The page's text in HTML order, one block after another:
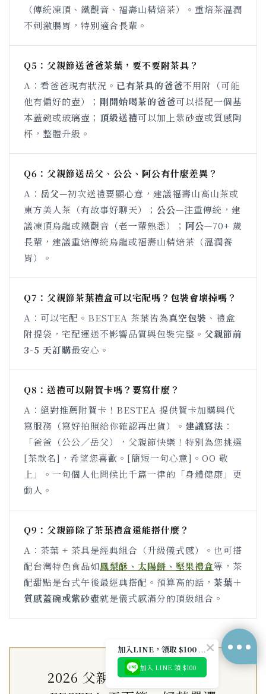
（傳統凍頂、鐵觀音、福壽山精焙茶）。重焙茶溫潤
不刺激腸胃，特別適合長輩。
Q5：父親節送爸爸茶葉，要不要附茶具？
A：看爸爸現有狀況。 已有茶具的爸爸不用附（可能
他有偏好的壺）； 剛開始喝茶的爸爸可以搭配一個基
本蓋碗或玻璃壺； 頂級送禮可以加上紫砂壺或質感陶
杯，整體升級。
Q6：父親節送岳父、公公、阿公有什麼差異？
A： 岳父—初次送禮要顯心意，建議福壽山高山茶或
東方美人茶（有故事好聊天）； 公公—注重傳統，建
議凍頂烏龍或鐵觀音（老一輩熟悉）； 阿公—70+ 歲
長輩，建議重焙傳統烏龍或福壽山精焙茶（溫潤養
胃）。
Q7：父親節茶葉禮盒可以宅配嗎？包裝會壞掉嗎？
A：可以宅配。BESTEA 茶葉皆為真空包裝 、禮盒
附提袋，宅配運送不影響品質與包裝完整。 父親節前
3-5 天訂購最安心。
Q8：送禮可以附賀卡嗎？要寫什麼？
A：絕對推薦附賀卡！BESTEA 提供賀卡加購與代
寫服務（寫好拍照給你確認再出貨）。 建議寫法 ：
「爸爸（公公／岳父），父親節快樂！特別為您挑選
[茶款名]，希望您喜歡。[簡短一句心意]。OO 敬
上」。一句個人化問候比千篇一律的「身體健康」更
動人。
Q9：父親節除了茶葉禮盒還能搭什麼？
A：茶葉 + 茶具是經典組合（升級儀式感）。也可搭
配台灣特色食品如鳳梨酥、太陽餅、堅果禮盒等，茶
配甜點是台式午後最經典搭配。預算高的話， 茶葉＋
質感蓋碗或紫砂壺就是儀式感滿分的頂級組合。
2026 父親節茶葉禮盒推薦：
天下第一好茶
👆 送禮拿不定主意？
回答 3 個問題，30 秒配出最合適
的一盒
滿 NT$2,000 免運・賀卡可代寫
回覆至 天下第一好茶
加入LINE，領取 $100 優惠券
加入 LINE 領 $100